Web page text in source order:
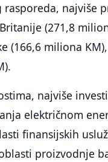
najviše
(271,8
(166,6 miliona
najviše
električnom
finansijskih
proizvodnje